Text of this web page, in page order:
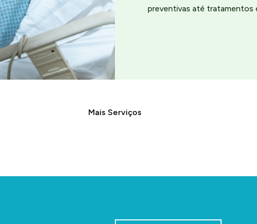
preventivas até tratamentos
Mais Serviços